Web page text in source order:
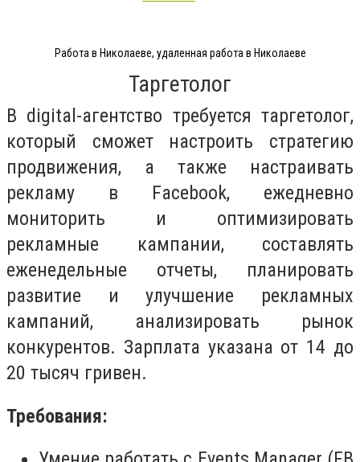
Работа в Николаеве, удаленная работа в Николаеве
Таргетолог
В digital-агентство требуется таргетолог,
который сможет настроить стратегию
продвижения, а также настраивать
рекламу в Facebook, ежедневно
мониторить и оптимизировать
рекламные кампании, составлять
еженедельные отчеты, планировать
развитие и улучшение рекламных
кампаний, анализировать рынок
конкурентов. Зарплата указана от 14 до
20 тысяч гривен.
Требования: